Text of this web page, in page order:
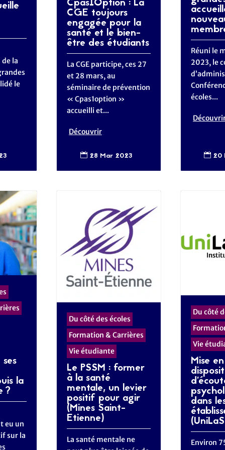
la
le
Cpas1Option : La
CGE toujours
engagée pour la
santé et le bien-
être des étudiants
La CGE participe, ces 27
et 28 mars, au
séminaire de prévention
« Cpas1option »
accueilli et...
Découvrir
 28 Mar 2023
Réuni le
2023, le
écoles...
 20
la
?
eu un
sur la
Du côté des écoles
Formation & Carrières
Vie étudiante
Le PSSM : former
à la santé
mentale, un levier
positif pour agir
(Mines Saint-
Etienne)
La santé mentale ne
Du côté
Vie
Mise
dans
Environ